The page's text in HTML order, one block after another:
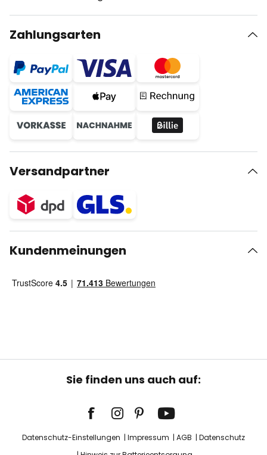
Zahlungsarten
Versandpartner
Kundenmeinungen
Sie finden uns auch auf:
Datenschutz-Einstellungen Impressum AGB
Datenschutz